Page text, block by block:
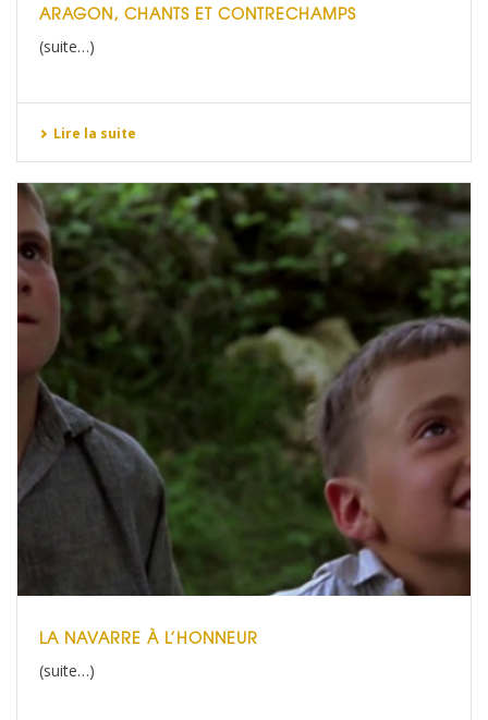
ARAGON, CHANTS ET CONTRECHAMPS
(suite…)
Lire la suite
LA NAVARRE À L’HONNEUR
(suite…)